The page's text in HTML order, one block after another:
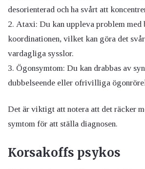
desorienterad och ha svårt att
Ataxi: Du kan uppleva problem med
koordinationen, vilket kan göra det
vardagliga sysslor.
Ögonsymtom: Du kan drabbas av
dubbelseende eller ofrivilliga
Det är viktigt att notera att det räcker
symtom för att ställa diagnosen.
Korsakoffs psykos